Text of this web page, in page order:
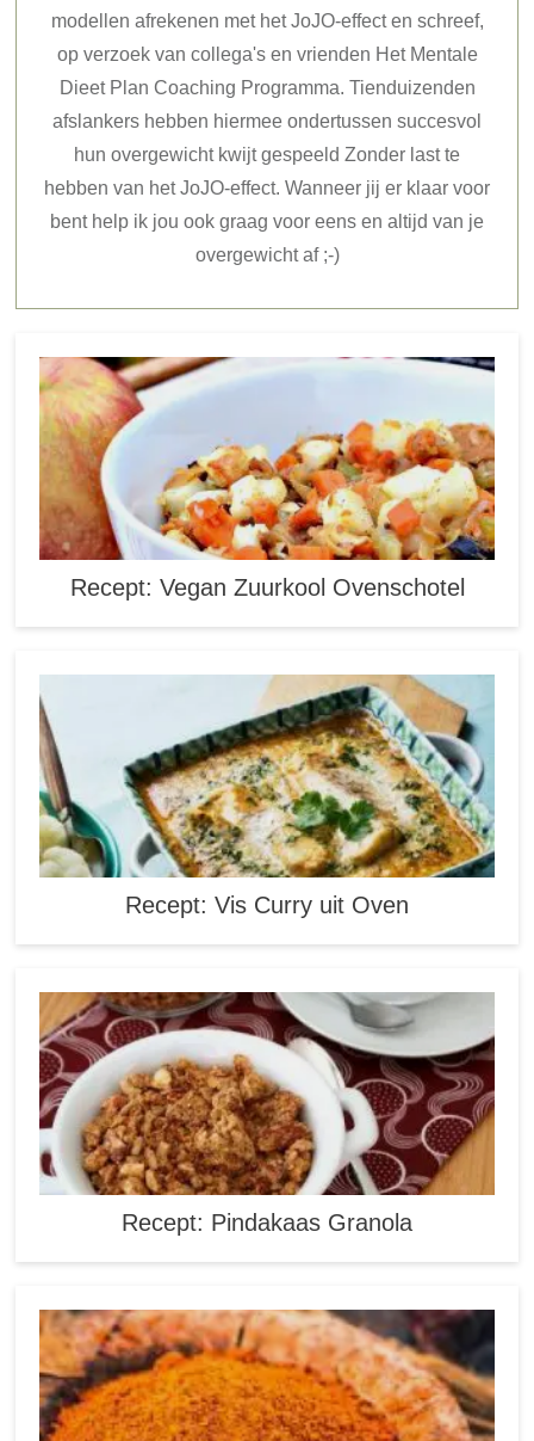
modellen afrekenen met het JoJO-effect en schreef,
op verzoek van collega's en vrienden Het Mentale
Dieet Plan Coaching Programma. Tienduizenden
afslankers hebben hiermee ondertussen succesvol
hun overgewicht kwijt gespeeld Zonder last te
hebben van het JoJO-effect. Wanneer jij er klaar voor
bent help ik jou ook graag voor eens en altijd van je
overgewicht af ;-)
Recept: Vegan Zuurkool Ovenschotel
Recept: Vis Curry uit Oven
Recept: Pindakaas Granola